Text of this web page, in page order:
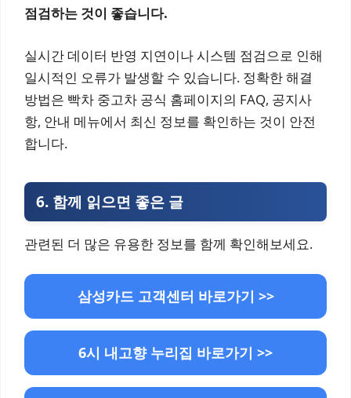
점검하는 것이 좋습니다.
실시간 데이터 반영 지연이나 시스템 점검으로 인해
일시적인 오류가 발생할 수 있습니다. 정확한 해결
방법은 빡차 중고차 공식 홈페이지의 FAQ, 공지사
항, 안내 메뉴에서 최신 정보를 확인하는 것이 안전
합니다.
6. 함께 읽으면 좋은 글
관련된 더 많은 유용한 정보를 함께 확인해보세요.
삼성카드 고객센터 바로가기 >>
6시 내고향 누리집 바로가기 >>